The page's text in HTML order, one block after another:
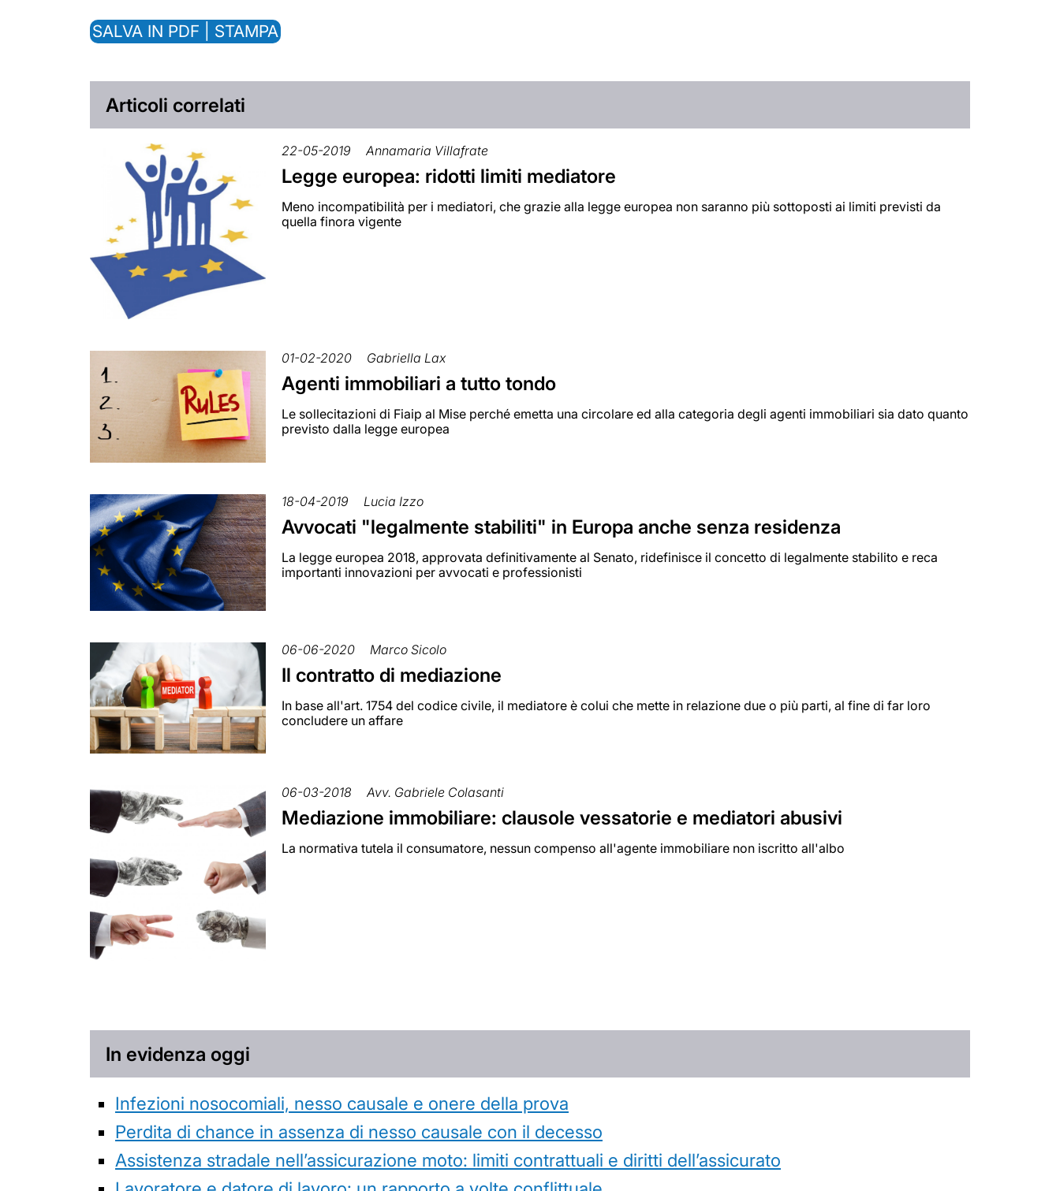
SALVA IN PDF | STAMPA
Articoli correlati
22-05-2019 Annamaria Villafrate
Legge europea: ridotti limiti mediatore
Meno incompatibilità per i mediatori, che grazie alla legge europea non saranno più sottoposti ai limiti previsti da
quella finora vigente
01-02-2020 Gabriella Lax
Agenti immobiliari a tutto tondo
Le sollecitazioni di Fiaip al Mise perché emetta una circolare ed alla categoria degli agenti immobiliari sia dato quanto
previsto dalla legge europea
18-04-2019 Lucia Izzo
Avvocati "legalmente stabiliti" in Europa anche senza residenza
La legge europea 2018, approvata definitivamente al Senato, ridefinisce il concetto di legalmente stabilito e reca
importanti innovazioni per avvocati e professionisti
06-06-2020 Marco Sicolo
Il contratto di mediazione
In base all'art. 1754 del codice civile, il mediatore è colui che mette in relazione due o più parti, al fine di far loro
concludere un affare
06-03-2018 Avv. Gabriele Colasanti
Mediazione immobiliare: clausole vessatorie e mediatori abusivi
La normativa tutela il consumatore, nessun compenso all'agente immobiliare non iscritto all'albo
In evidenza oggi
Infezioni nosocomiali, nesso causale e onere della prova
Perdita di chance in assenza di nesso causale con il decesso
Assistenza stradale nell’assicurazione moto: limiti contrattuali e diritti dell’assicurato